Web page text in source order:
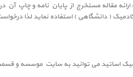
مقاله مستخرج از پایان نامه و چاپ آن
( دانشگاهی ) استفاده نماید لذا
اساتید می توانید به سایت موسسه و قسمت